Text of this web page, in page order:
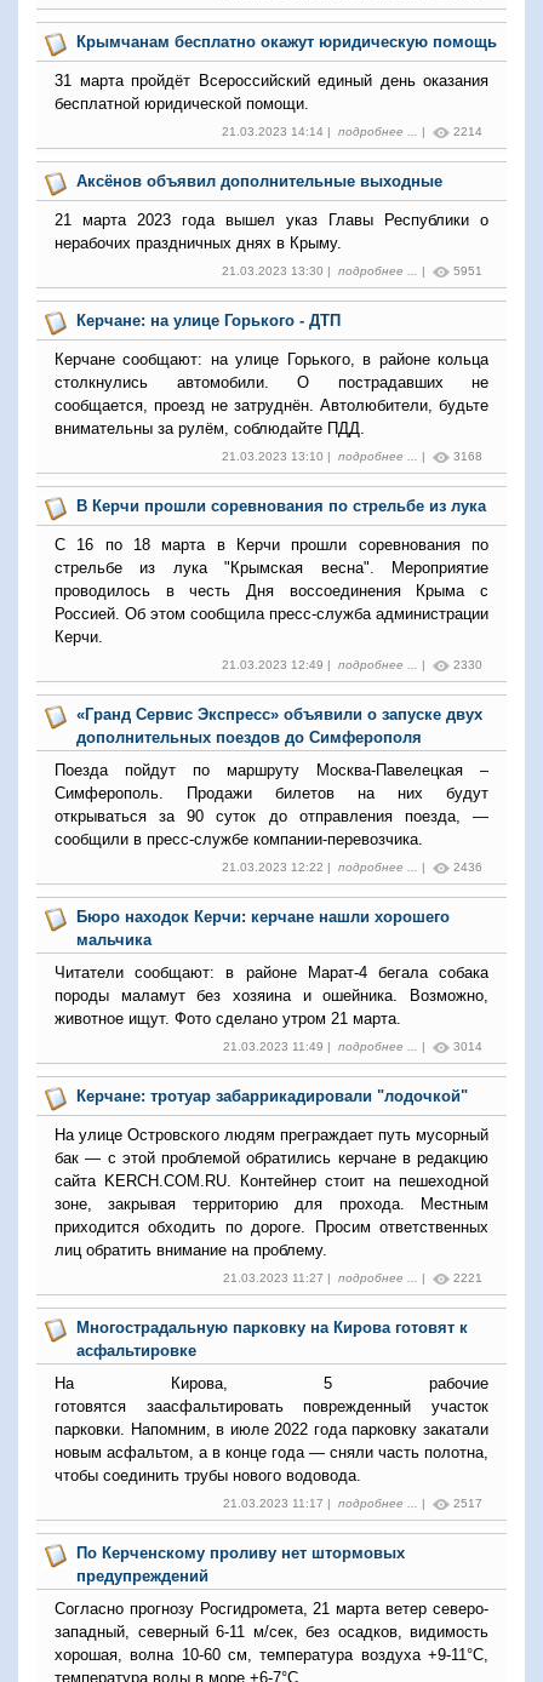
Крымчанам бесплатно окажут юридическую помощь
31 марта пройдёт Всероссийский единый день оказания
бесплатной юридической помощи.
21.03.2023 14:14 | подробнее ... | 2214
Аксёнов объявил дополнительные выходные
21 марта 2023 года вышел указ Главы Республики о
нерабочих праздничных днях в Крыму.
21.03.2023 13:30 | подробнее ... | 5951
Керчане: на улице Горького - ДТП
Керчане сообщают: на улице Горького, в районе кольца
столкнулись автомобили. О пострадавших не
сообщается, проезд не затруднён. Автолюбители, будьте
внимательны за рулём, соблюдайте ПДД.
21.03.2023 13:10 | подробнее ... | 3168
В Керчи прошли соревнования по стрельбе из лука
С 16 по 18 марта в Керчи прошли соревнования по
стрельбе из лука "Крымская весна". Мероприятие
проводилось в честь Дня воссоединения Крыма с
Россией. Об этом сообщила пресс-служба администрации
Керчи.
21.03.2023 12:49 | подробнее ... | 2330
«Гранд Сервис Экспресс» объявили о запуске двух
дополнительных поездов до Симферополя
Поезда пойдут по маршруту Москва-Павелецкая –
Симферополь. Продажи билетов на них будут
открываться за 90 суток до отправления поезда, —
сообщили в пресс-службе компании-перевозчика.
21.03.2023 12:22 | подробнее ... | 2436
Бюро находок Керчи: керчане нашли хорошего
мальчика
Читатели сообщают: в районе Марат-4 бегала собака
породы маламут без хозяина и ошейника. Возможно,
животное ищут. Фото сделано утром 21 марта.
21.03.2023 11:49 | подробнее ... | 3014
Керчане: тротуар забаррикадировали "лодочкой"
На улице Островского людям преграждает путь мусорный
бак — с этой проблемой обратились керчане в редакцию
сайта KERCH.COM.RU. Контейнер стоит на пешеходной
зоне, закрывая территорию для прохода. Местным
приходится обходить по дороге.
Просим ответственных
лиц обратить внимание на проблему.
21.03.2023 11:27 | подробнее ... | 2221
Многострадальную парковку на Кирова готовят к
асфальтировке
На Кирова, 5 рабочие
готовятся заасфальтировать поврежденный участок
парковки. Напомним, в июле 2022 года парковку закатали
новым асфальтом, а в конце года — сняли часть полотна,
чтобы соединить трубы нового водовода.
21.03.2023 11:17 | подробнее ... | 2517
По Керченскому проливу нет штормовых
предупреждений
Согласно прогнозу Росгидромета, 21 марта ветер северо-
западный, северный 6-11 м/сек, без осадков, видимость
хорошая, волна 10-60 см, температура воздуха +9-11°С,
температура воды в море +6-7°С.